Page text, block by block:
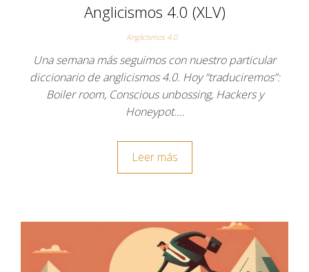
Anglicismos 4.0 (XLV)
Anglicismos 4.0
Una semana más seguimos con nuestro particular
diccionario de anglicismos 4.0. Hoy “traduciremos”:
Boiler room, Conscious unbossing, Hackers y
Honeypot.…
Leer más